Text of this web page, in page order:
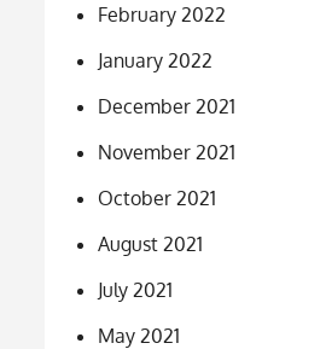
February 2022
January 2022
December 2021
November 2021
October 2021
August 2021
July 2021
May 2021